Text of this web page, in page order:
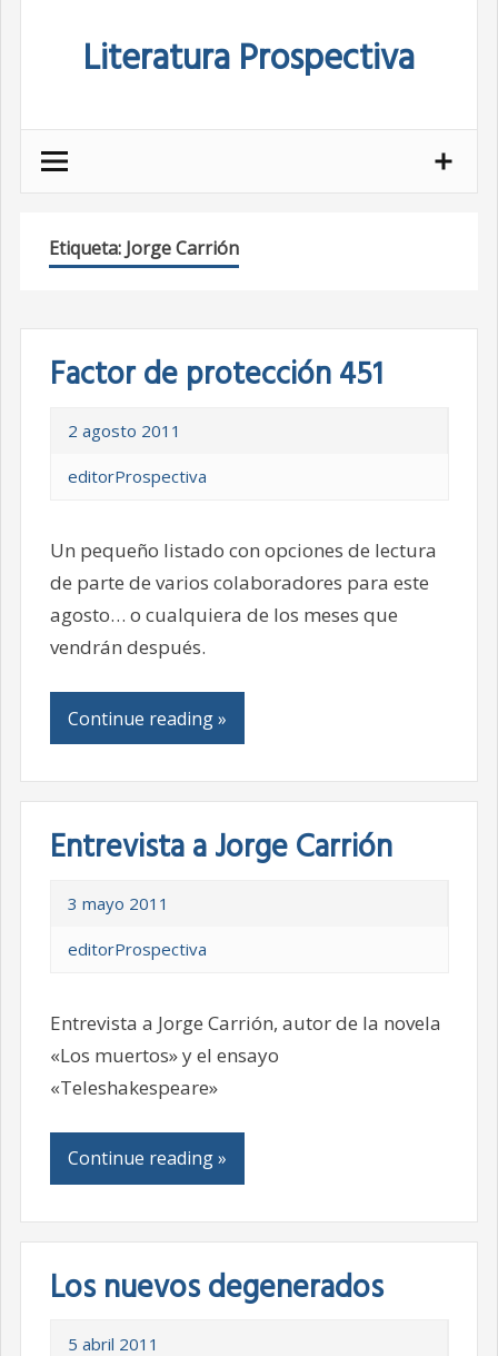
Literatura Prospectiva
Etiqueta: Jorge Carrión
Factor de protección 451
2 agosto 2011
editorProspectiva
Un pequeño listado con opciones de lectura
de parte de varios colaboradores para este
agosto… o cualquiera de los meses que
vendrán después.
Continue reading »
Entrevista a Jorge Carrión
3 mayo 2011
editorProspectiva
Entrevista a Jorge Carrión, autor de la novela
«Los muertos» y el ensayo
«Teleshakespeare»
Continue reading »
Los nuevos degenerados
5 abril 2011